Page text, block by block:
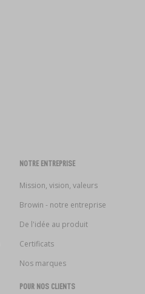
NOTRE ENTREPRISE
Mission, vision, valeurs
Browin - notre entreprise
De l'idée au produit
Certificats
Nos marques
POUR NOS CLIENTS